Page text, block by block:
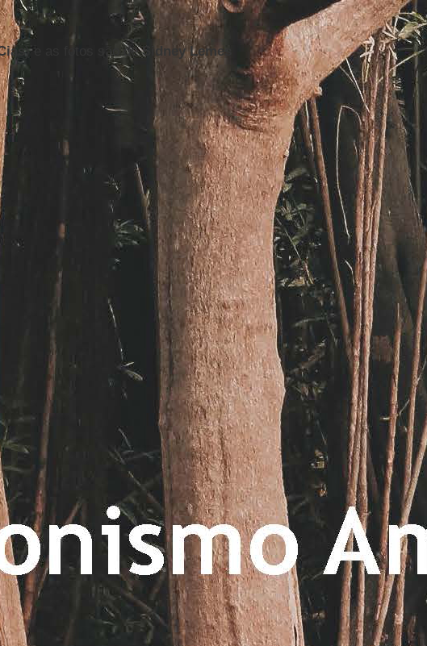
) e as fotos são deSidney Lemes